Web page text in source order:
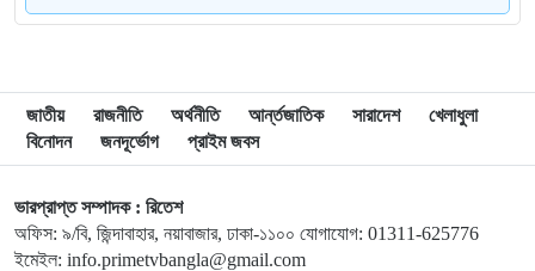
৯
মানবসেবার জন্য রোটারির সম্মানজনক পদক পেলেন ডা. হাবিবুল্লাহ
তালুকদার রাসকিন
১০
হাসিনার নির্দেশে গুম করা হয়েছিল সালাহউদ্দিন আহমদকে
জাতীয় রাজনীতি অর্থনীতি আর্ন্তজাতিক সারাদেশ
খেলাধুলা
বিনোদন
জনদূর্ভোগ প্রাইম জবস
ভারপ্রাপ্ত সম্পাদক : রিতেশ
অফিস: ৯/বি, জিন্দাবাহার, নয়াবাজার, ঢাকা-১১০০ যোগাযোগ: 01311-625776
ইমেইল: info.primetvbangla@gmail.com